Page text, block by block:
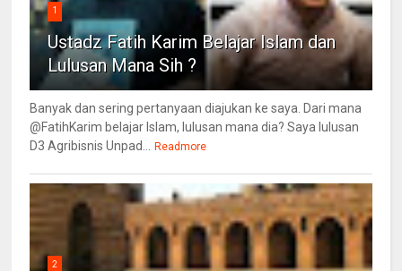
1
Ustadz Fatih Karim Belajar Islam dan
Lulusan Mana Sih ?
Banyak dan sering pertanyaan diajukan ke saya. Dari mana
@FatihKarim belajar Islam, lulusan mana dia? Saya lulusan
D3 Agribisnis Unpad... Readmore
2